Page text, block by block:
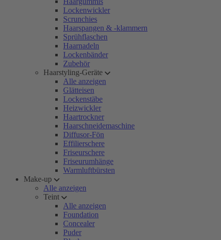
Lockenwickler
Scrunchies
Haarspangen & -klammern
Sprühflaschen
Haarnadeln
Lockenbänder
Zubehör
Haarstyling-Geräte
Alle anzeigen
Glätteisen
Lockenstäbe
Heizwickler
Haartrockner
Haarschneidemaschine
Diffusor-Fön
Effilierschere
Friseurschere
Friseurumhänge
Warmluftbürsten
Make-up
Alle anzeigen
Teint
Alle anzeigen
Foundation
Concealer
Puder